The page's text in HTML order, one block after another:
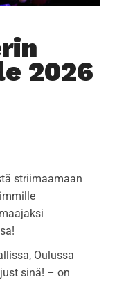
t
n
2026
striimaamaan
Oulussa
sinä! – on